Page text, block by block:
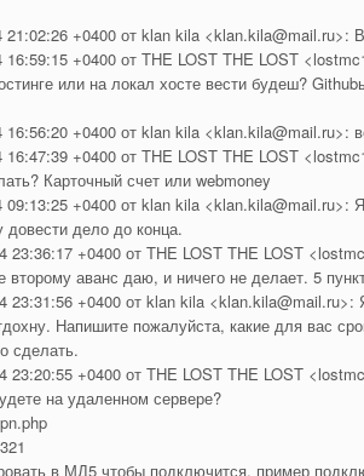
21:02:26 +0400 от klan kila <klan.kila@mail.ru>:
16:59:15 +0400 от THE LOST THE LOST
или на локал хосте вести будеш?
16:56:20 +0400 от klan kila <klan.kila@mail.ru>:
16:47:39 +0400 от THE LOST THE LOST
Карточный счет или webmoney
09:13:25 +0400 от klan kila <klan.kila@mail.ru>:
довести дело до конца.
23:36:17 +0400 от THE LOST THE LOST
аванс даю, и ничего не делает. 5
23:31:56 +0400 от klan kila <klan.kila@mail.ru>:
Напишите пожалуйста, какие для вас
сделать.
23:20:55 +0400 от THE LOST THE LOST
на удаленном сервере?
в МД5 чтобы подключится, пример